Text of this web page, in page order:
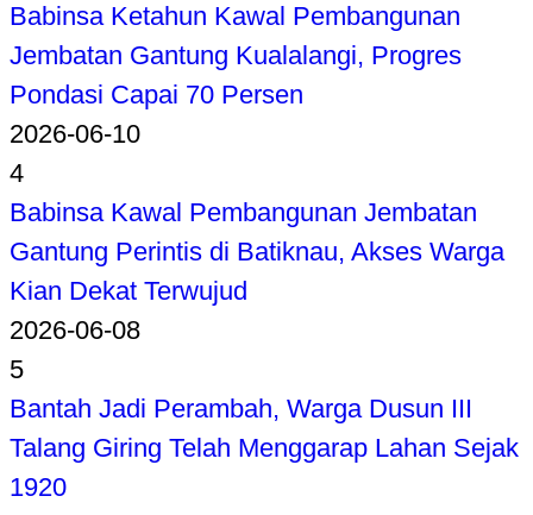
Babinsa Ketahun Kawal Pembangunan
Jembatan Gantung Kualalangi, Progres
Pondasi Capai 70 Persen
2026-06-10
4
Babinsa Kawal Pembangunan Jembatan
Gantung Perintis di Batiknau, Akses Warga
Kian Dekat Terwujud
2026-06-08
5
Bantah Jadi Perambah, Warga Dusun III
Talang Giring Telah Menggarap Lahan Sejak
1920